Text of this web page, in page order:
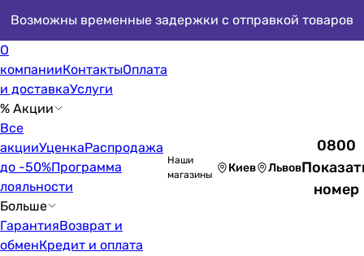
Возможны временные задержки с отправкой товаров
О
компанииКонтактыОплата
и доставкаУслуги
% Акции
Все
акцииУценкаРаспродажа
до -50%Программа
лояльности
Больше
ГарантияВозврат и
обменКредит и оплата
Наши
магазины
Киев Львов
0800
номер